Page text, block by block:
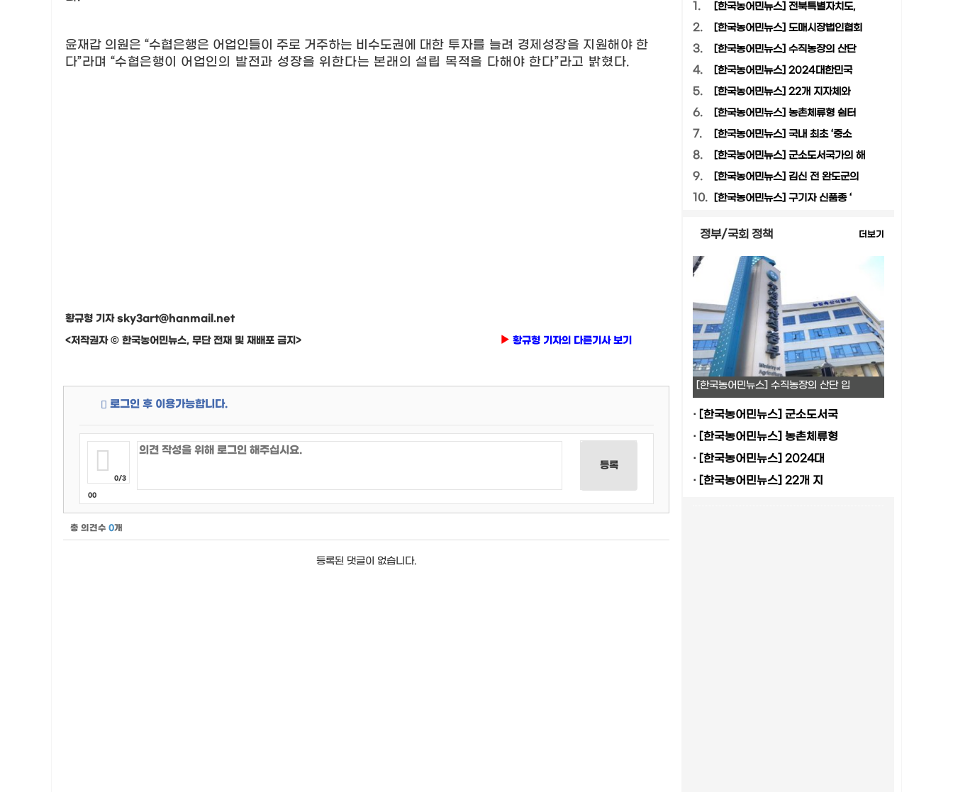
윤재갑 의원은 “수협은행은 어업인들이 주로 거주하는 비수도권에
대한 투자를 늘려 경제성장을 지원해야 한
다”라며“수협은행이 어업인의 발전과 성장을 위한다는 본래의 설립 목적을 다해야 한다”라고 밝혔다.
황규형 기자 sky3art@hanmail.net
<저작권자 © 한국농어민뉴스, 무단 전재 및 재배포 금지>
황규형 기자의 다른기사 보기
로그인 후 이용가능합니다.
0/3
00
등록
총 의견수 0개
등록된 댓글이 없습니다.
1.
[한국농어민뉴스] 전북특별자치도,
2. [한국농어민뉴스] 도매시장법인협회
3. [한국농어민뉴스] 수직농장의 산단
4. [한국농어민뉴스] 2024대한민국
5. [한국농어민뉴스] 22개 지자체와
6. [한국농어민뉴스] 농촌체류형 쉼터
7. [한국농어민뉴스] 국내 최초 ‘중소
8. [한국농어민뉴스] 군소도서국가의 해
9. [한국농어민뉴스] 김신 전 완도군의
10. [한국농어민뉴스] 구기자 신품종 ‘
정부/국회 정책 더보기
[한국농어민뉴스] 수직농장의 산단 입
· [한국농어민뉴스] 군소도서국
· [한국농어민뉴스] 농촌체류형
· [한국농어민뉴스] 2024대
· [한국농어민뉴스] 22개 지